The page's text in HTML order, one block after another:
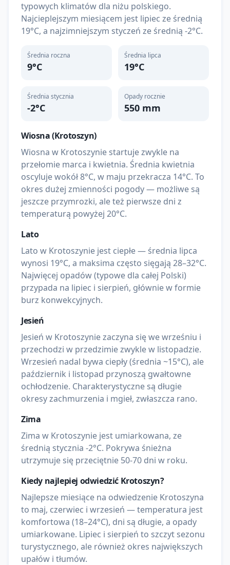
typowych klimatów dla niżu polskiego.
Najcieplejszym miesiącem jest lipiec ze średnią
19°C, a najzimniejszym styczeń ze średnią -2°C.
Średnia roczna
9°C
Średnia lipca
19°C
Średnia stycznia
-2°C
Opady rocznie
550 mm
Wiosna (Krotoszyn)
Wiosna w Krotoszynie startuje zwykle na
przełomie marca i kwietnia. Średnia kwietnia
oscyluje wokół 8°C, w maju przekracza 14°C. To
okres dużej zmienności pogody — możliwe są
jeszcze przymrozki, ale też pierwsze dni z
temperaturą powyżej 20°C.
Lato
Lato w Krotoszynie jest ciepłe — średnia lipca
wynosi 19°C, a maksima często sięgają 28–32°C.
Najwięcej opadów (typowe dla całej Polski)
przypada na lipiec i sierpień, głównie w formie
burz konwekcyjnych.
Jesień
Jesień w Krotoszynie zaczyna się we wrześniu i
przechodzi w przedzimie zwykle w listopadzie.
Wrzesień nadal bywa ciepły (średnia ~15°C), ale
październik i listopad przynoszą gwałtowne
ochłodzenie. Charakterystyczne są długie
okresy zachmurzenia i mgieł, zwłaszcza rano.
Zima
Zima w Krotoszynie jest umiarkowana, ze
średnią stycznia -2°C. Pokrywa śnieżna
utrzymuje się przeciętnie 50-70 dni w roku.
Kiedy najlepiej odwiedzić Krotoszyn?
Najlepsze miesiące na odwiedzenie Krotoszyna
to maj, czerwiec i wrzesień — temperatura jest
komfortowa (18–24°C), dni są długie, a opady
umiarkowane. Lipiec i sierpień to szczyt sezonu
turystycznego, ale również okres największych
upałów i tłumów.